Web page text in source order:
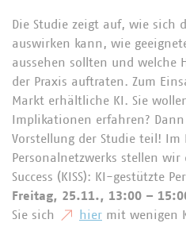
Die Studie zeigt auf, wie sich
auswirken kann, wie
aussehen sollten und welche
der Praxis auftraten. Zum
Markt erhältliche KI. Sie
Implikationen erfahren?
Vorstellung der Studie teil! Im
Personalnetzwerks stellen wir
Success (KISS): KI-gestützte
Freitag, 25.11., 13:00 –
Sie sich
hier mit wenigen